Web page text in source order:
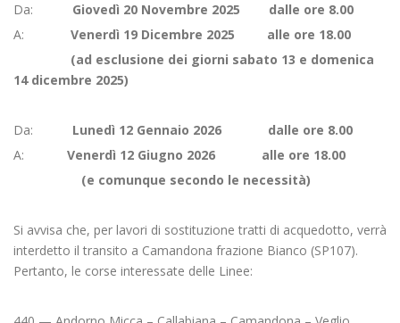
Da: Giovedì 20 Novembre 2025 dalle ore 8.00
A:
Venerdì 19 Dicembre 2025 alle ore 18.00
(ad esclusione dei giorni sabato 13 e domenica
14 dicembre 2025)
Da: Lunedì 12 Gennaio 2026 dalle ore 8.00
A: Venerdì 12 Giugno 2026 alle ore 18.00
(e comunque secondo le necessità)
Si avvisa che, per lavori di sostituzione tratti di acquedotto, verrà
interdetto il transito a Camandona frazione Bianco (SP107).
Pertanto, le corse interessate delle Linee: